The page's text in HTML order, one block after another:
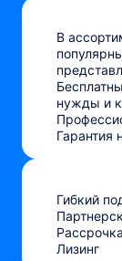
В
нужды и
Гарантия
Гибкий
Рассрочка
Лизинг